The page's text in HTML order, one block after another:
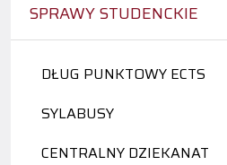
SPRAWY STUDENCKIE
DŁUG PUNKTOWY ECTS
SYLABUSY
CENTRALNY DZIEKANAT